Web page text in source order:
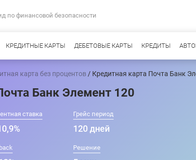
по финансовой безопасности
КРЕДИТНЫЕ КАРТЫ ДЕБЕТОВЫЕ КАРТЫ КРЕДИТЫ
карта без процентов / Кредитная карта Почта Банк
Банк Элемент 120
ставка Грейс период
120 дней
Решение